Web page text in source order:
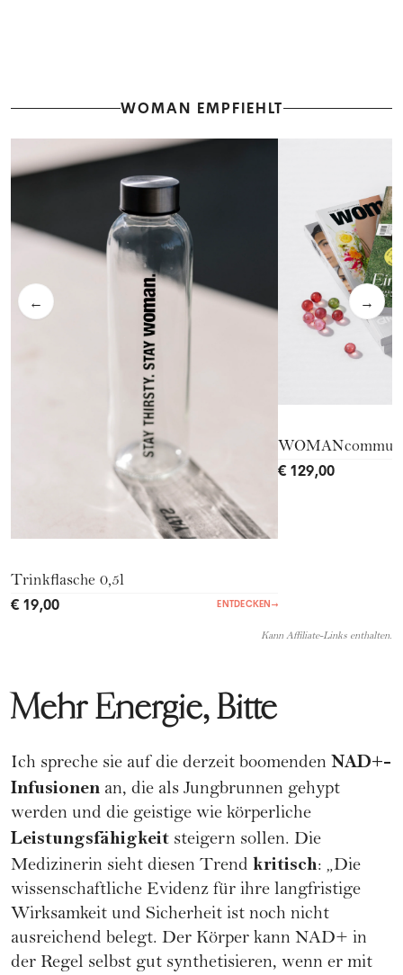
WOMAN EMPFIEHLT
← →
Trinkflasche 0,5l
€ 19,00 ENTDECKEN→
€ 129,00
Kann Affiliate-Links enthalten.
Mehr Energie, Bitte
Ich spreche sie auf die derzeit boomenden NAD+-
Infusionen an, die als Jungbrunnen gehypt
werden und die geistige wie körperliche
Leistungsfähigkeit steigern sollen. Die
Medizinerin sieht diesen Trend kritisch: „Die
wissenschaftliche Evidenz für ihre langfristige
Wirksamkeit und Sicherheit ist noch nicht
ausreichend belegt. Der Körper kann NAD+ in
der Regel selbst gut synthetisieren, wenn er mit